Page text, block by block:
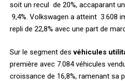
soit un recul de 20%, accaparant
9,4%. Volkswagen a atteint 3.608
repli de 22,8% avec une part de
Sur le segment desvéhicules
première avec 7.084 véhicules
croissance de 16,8%, ramenant sa